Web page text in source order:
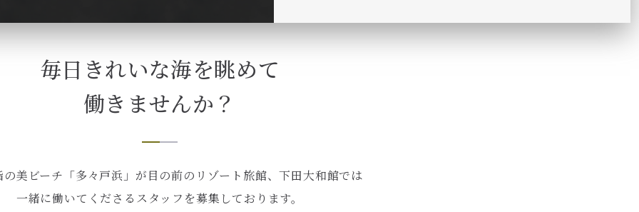
毎日きれいな海を眺めて
働きませんか？
の美ビーチ「多々戸浜」が目の前のリゾート旅館、下田大和館では
一緒に働いてくださるスタッフを募集しております。